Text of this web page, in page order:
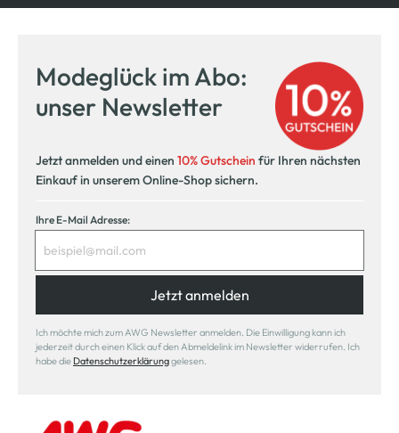
Modeglück im Abo:
unser Newsletter
Jetzt anmelden und einen 10% Gutschein für Ihren nächsten
Einkauf in unserem Online-Shop sichern.
Ihre E-Mail Adresse:
Jetzt anmelden
Ich möchte mich zum AWG Newsletter anmelden. Die Einwilligung kann ich
jederzeit durch einen Klick auf den Abmeldelink im Newsletter widerrufen. Ich
habe die Datenschutzerklärunggelesen.